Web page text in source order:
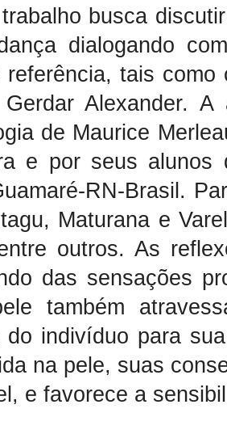
busca
dialogando
referência, tais
Alexander.
de Maurice
e por seus
RN-Brasil.
Maturana e
outros. As
das sensações
também
do indivíduo para
na pele, suas
e favorece a